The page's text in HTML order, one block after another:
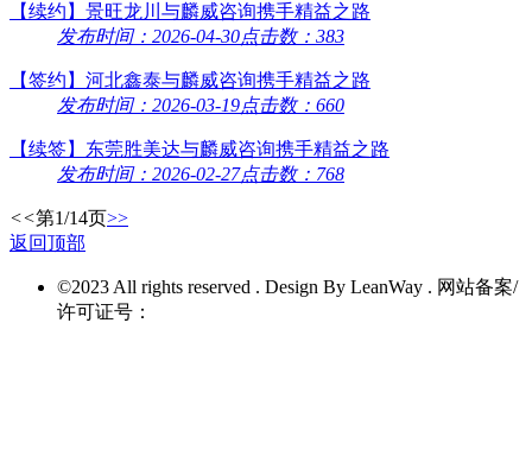
【续约】景旺龙川与麟威咨询携手精益之路
发布时间：2026-04-30点击数：383
【签约】河北鑫泰与麟威咨询携手精益之路
发布时间：2026-03-19点击数：660
【续签】东莞胜美达与麟威咨询携手精益之路
发布时间：2026-02-27点击数：768
<<第1/14页>>
返回顶部
©2023 All rights reserved . Design By LeanWay . 网站备案/
许可证号：